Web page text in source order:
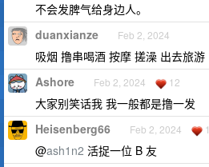
不会发脾气给身边人。
duanxianze Feb 2, 2024
吸烟 撸串喝酒 按摩 搓澡 出去旅游
Ashore Feb 2, 2024 12
大家别笑话我 我一般都是撸一发
Heisenberg66 Feb 2, 2024 1
@ash1n2 活捉一位 B 友